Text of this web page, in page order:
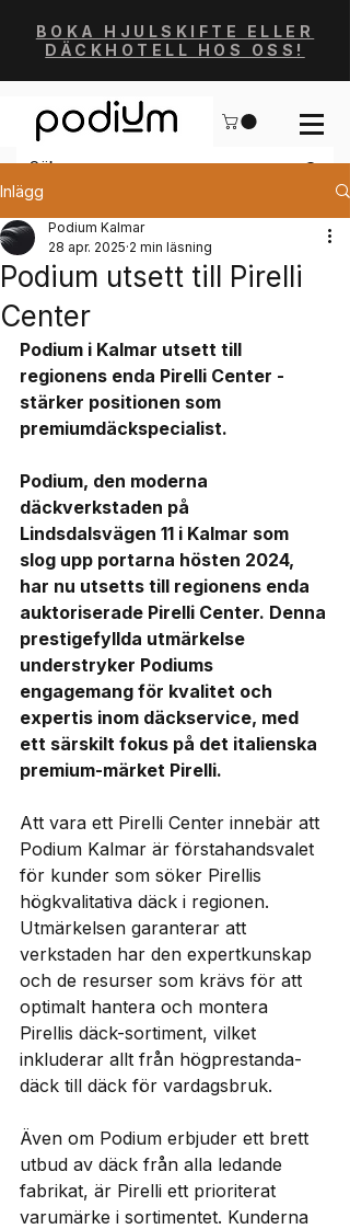
BOKA HJULSKIFTE ELLER
DÄCKHOTELL HOS OSS!
Inlägg
Podium utsett till Pirelli
Center
Podium Kalmar
28 apr. 2025 2 min läsning
Podium i Kalmar utsett till
regionens enda Pirelli Center -
stärker positionen som
premiumdäckspecialist.
Podium, den moderna
däckverkstaden på
Lindsdalsvägen 11 i Kalmar som
slog upp portarna hösten 2024,
har nu utsetts till regionens enda
auktoriserade Pirelli Center. Denna
prestigefyllda utmärkelse
understryker Podiums
engagemang för kvalitet och
expertis inom däckservice, med
ett särskilt fokus på det italienska
premium-märket Pirelli.
Att vara ett Pirelli Center innebär att
Podium Kalmar är förstahandsvalet
för kunder som söker Pirellis
högkvalitativa däck i regionen.
Utmärkelsen garanterar att
verkstaden har den expertkunskap
och de resurser som krävs för att
optimalt hantera och montera
Pirellis däck-sortiment, vilket
inkluderar allt från högprestanda-
däck till däck för vardagsbruk.
Även om Podium erbjuder ett brett
utbud av däck från alla ledande
fabrikat, är Pirelli ett prioriterat
varumärke i sortimentet. Kunderna